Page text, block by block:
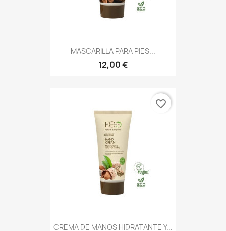
MASCARILLA PARA PIES...
12,00 €
CREMA DE MANOS HIDRATANTE Y...
favorite_border